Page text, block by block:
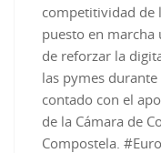
competitividad de
puesto en marcha
de reforzar la
las pymes
contado con el
de la Cámara de
Compostela.